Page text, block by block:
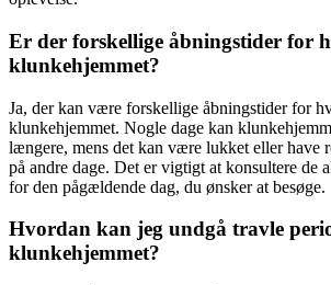
Er der forskellige åbningstider for
klunkehjemmet?
Ja, der kan være forskellige åbningstider for
klunkehjemmet. Nogle dage kan
længere, mens det kan være lukket eller have
på andre dage. Det er vigtigt at konsultere de
for den pågældende dag, du ønsker at besøge.
Hvordan kan jeg undgå travle
klunkehjemmet?